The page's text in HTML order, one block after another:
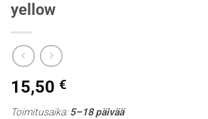
yellow
15,50 €
Toimitusaika:5–18 päivää